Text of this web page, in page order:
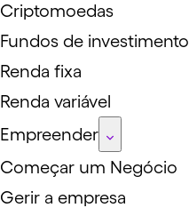
Criptomoedas
Fundos de investimento
Renda fixa
Renda variável
Empreender
Começar um Negócio
Gerir a empresa